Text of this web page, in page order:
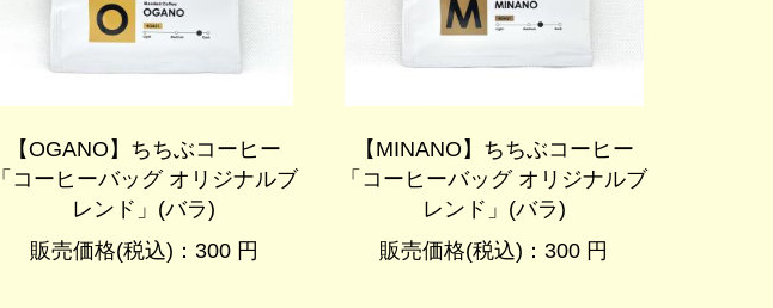
【OGANO】ちちぶコーヒー
「コーヒーバッグ オリジナルブ
レンド」(バラ)
販売価格(税込)：300 円
【MINANO】ちちぶコーヒー
「コーヒーバッグ オリジナルブ
レンド」(バラ)
販売価格(税込)：300 円